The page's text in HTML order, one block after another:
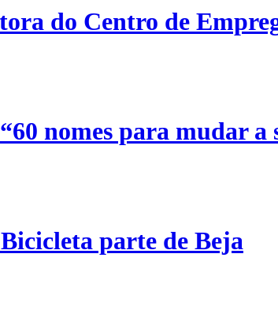
do Centro de
nomes para mudar a
parte de Beja